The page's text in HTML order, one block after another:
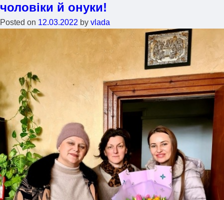
чоловіки й онуки!
Posted on 12.03.2022 by vlada